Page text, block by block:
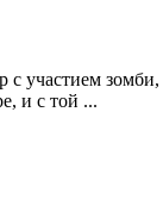
с участием
и с той ...